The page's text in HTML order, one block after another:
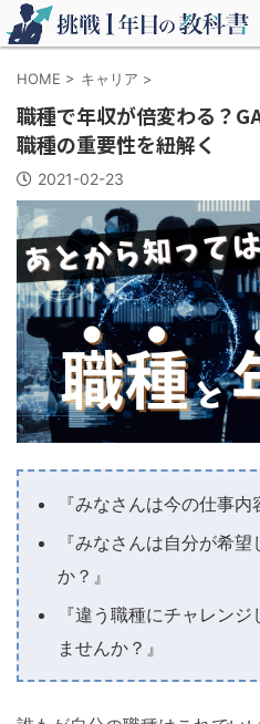
HOME > キャリア >
職種で年収が倍変わる？
職種の重要性を紐解く
2021-02-23
『みなさんは今の仕事
『みなさんは自分が希
か？』
『違う職種にチャレン
ませんか？』